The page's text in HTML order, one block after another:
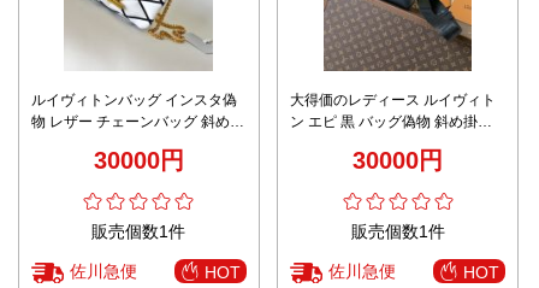
ルイヴィトンバッグ インスタ偽
物 レザー チェーンバッグ 斜め掛
30000円
販売個数1件
佐川急便 HOT
大得価のレディース ルイヴィト
ン エピ 黒 バッグ偽物 斜め掛け
30000円
販売個数1件
佐川急便 HOT